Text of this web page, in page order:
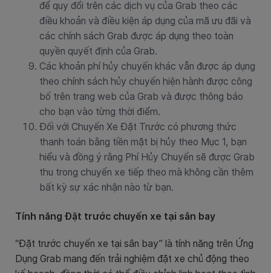
để quy đổi trên các dịch vụ của Grab theo các
điều khoản và điều kiện áp dụng của mã ưu đãi và
các chính sách Grab được áp dụng theo toàn
quyền quyết định của Grab.
Các khoản phí hủy chuyến khác vẫn được áp dụng
theo chính sách hủy chuyến hiện hành được công
bố trên trang web của Grab và được thông báo
cho bạn vào từng thời điểm.
Đối với Chuyến Xe Đặt Trước có phương thức
thanh toán bằng tiền mặt bị hủy theo Mục 1, bạn
hiểu và đồng ý rằng Phí Hủy Chuyến sẽ được Grab
thu trong chuyến xe tiếp theo mà không cần thêm
bất kỳ sự xác nhận nào từ bạn.
Tính năng Đặt trước chuyến xe tại sân bay
“Đặt trước chuyến xe tại sân bay” là tính năng trên Ứng
Dụng Grab mang đến trải nghiệm đặt xe chủ động theo